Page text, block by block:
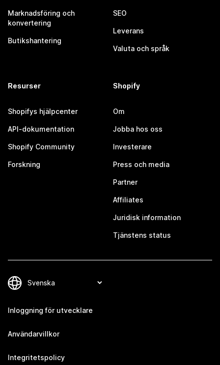
Marknadsföring och
konvertering
Butikshantering
SEO
Leverans
Valuta och språk
Resurser
Shopifys hjälpcenter
API-dokumentation
Shopify Community
Forskning
Shopify
Om
Jobba hos oss
Investerare
Press och media
Partner
Affiliates
Juridisk information
Tjänstens status
Inloggning för utvecklare
Användarvillkor
Integritetspolicy